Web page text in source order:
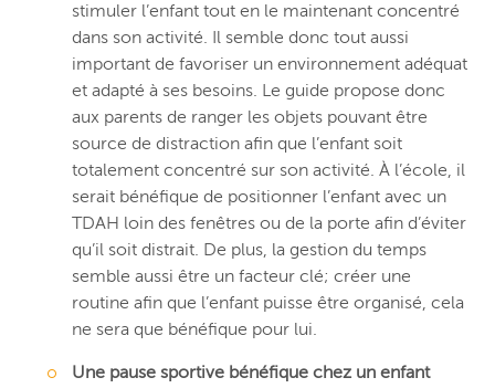
stimuler l’enfant tout en le maintenant concentré
dans son activité. Il semble donc tout aussi
important de favoriser un environnement adéquat
et adapté à ses besoins. Le guide propose donc
aux parents de ranger les objets pouvant être
source de distraction afin que l’enfant soit
totalement concentré sur son activité. À l’école, il
serait bénéfique de positionner l’enfant avec un
TDAH loin des fenêtres ou de la porte afin d’éviter
qu’il soit distrait. De plus, la gestion du temps
semble aussi être un facteur clé; créer une
routine afin que l’enfant puisse être organisé, cela
ne sera que bénéfique pour lui.
Une pause sportive bénéfique chez un enfant